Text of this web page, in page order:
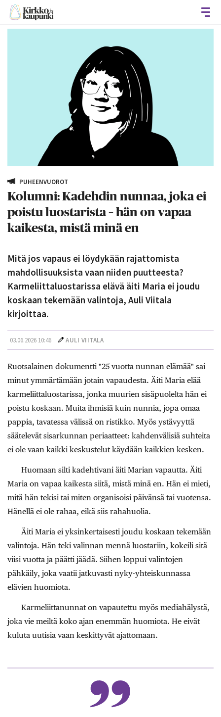
PUHEENVUOROT
Kolumni: Kadehdin nunnaa, joka ei
poistu luostarista – hän on vapaa
kaikesta, mistä minä en
Mitä jos vapaus ei löydykään rajattomista
mahdollisuuksista vaan niiden puutteesta?
Karmeliittaluostarissa elävä äiti Maria ei joudu
koskaan tekemään valintoja, Auli Viitala
kirjoittaa.
03.06.2026 10:46 AULI VIITALA
Ruotsalainen dokumentti "25 vuotta nunnan elämää" sai
minut ymmärtämään jotain vapaudesta. Äiti Maria elää
karmeliittaluostarissa, jonka muurien sisäpuolelta hän ei
poistu koskaan. Muita ihmisiä kuin nunnia, jopa omaa
pappia, tavatessa välissä on ristikko. Myös ystävyyttä
säätelevät sisarkunnan periaatteet: kahdenvälisiä suhteita
ei ole vaan kaikki keskustelut käydään kaikkien kesken.
Huomaan silti kadehtivani äiti Marian vapautta. Äiti
Maria on vapaa kaikesta siitä, mistä minä en. Hän ei mieti,
mitä hän tekisi tai miten organisoisi päivänsä tai vuotensa.
Hänellä ei ole rahaa, eikä siis rahahuolia.
Äiti Maria ei yksinkertaisesti joudu koskaan tekemään
valintoja. Hän teki valinnan mennä luostariin, kokeili sitä
viisi vuotta ja päätti jäädä. Siihen loppui valintojen
pähkäily, joka vaatii jatkuvasti nyky-yhteiskunnassa
elävien huomiota.
Karmeliittanunnat on vapautettu myös mediahälystä,
joka vie meiltä koko ajan enemmän huomiota. He eivät
kuluta uutisia vaan keskittyvät ajattomaan.